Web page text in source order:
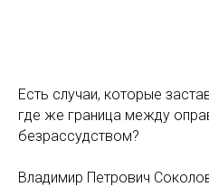
Есть случаи, которые
где же граница между
безрассудством?
Владимир Петрович